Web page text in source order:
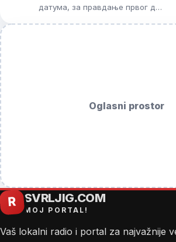
датума, за правдање првог д…
Oglasni prostor
R SVRLJIG.COM
MOJ PORTAL!
Vaš lokalni radio i portal za najvažnije